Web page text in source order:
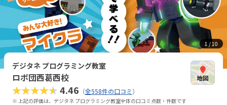
1 / 10
デジタネ プログラミング教室
ロボ団西葛西校
★★★★★4.46 （全558件の口コミ）
※ 上記の評価は、デジタネ プログラミング教室全体の口コミ点数・件数です